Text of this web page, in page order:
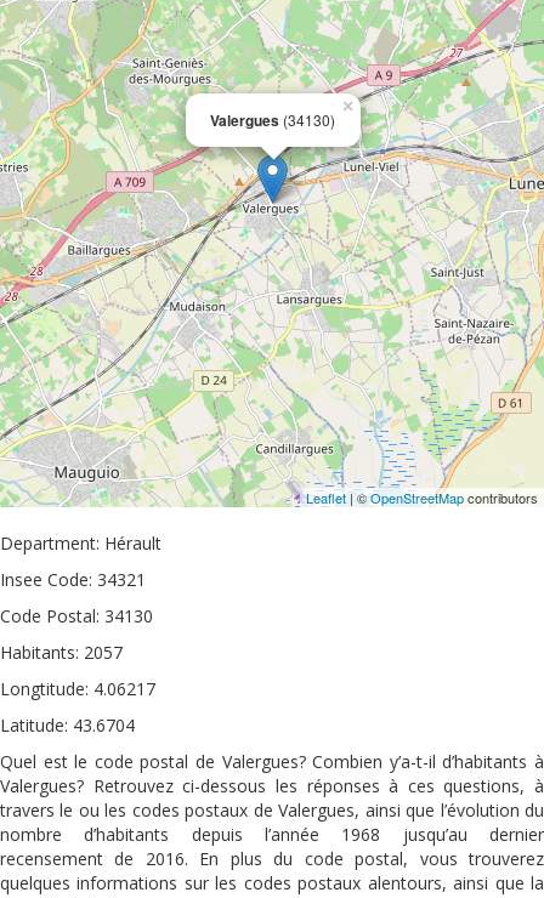
Valergues (34130)
×
Leaflet| ©OpenStreetMapcontributors
Department: Hérault
Insee Code: 34321
Code Postal: 34130
Habitants: 2057
Longtitude: 4.06217
Latitude: 43.6704
Quel est le code postal de Valergues? Combien y’a-t-il d’habitants à
Valergues? Retrouvez ci-dessous les réponses à ces questions, à
travers le ou les codes postaux de Valergues, ainsi que l’évolution du
nombre d’habitants depuis l’année 1968 jusqu’au dernier
recensement de 2016. En plus du code postal, vous trouverez
quelques informations sur les codes postaux alentours, ainsi que la